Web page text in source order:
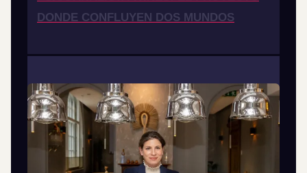
DONDE CONFLUYEN DOS MUNDOS